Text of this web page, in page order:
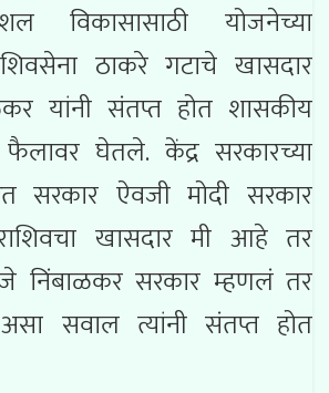
विकासासाठी योजनेच्या
ठाकरे गटाचे खासदार
यांनी संतप्त होत शासकीय
फैलावर घेतले. केंद्र सरकारच्या
सरकार ऐवजी मोदी सरकार
खासदार मी आहे तर
निंबाळकर सरकार म्हणलं तर
सवाल त्यांनी संतप्त होत